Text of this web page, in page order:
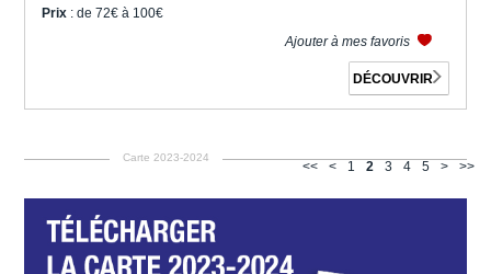
Prix : de 72€ à 100€
Ajouter à mes favoris
DÉCOUVRIR
<< < 1 2 3 4 5 > >>
Carte 2023-2024